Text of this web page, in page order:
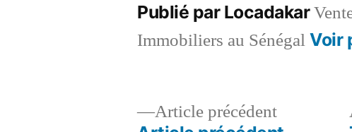
Publié par Locadakar
Immobiliers au SénégalVoir
Article précédentArticle